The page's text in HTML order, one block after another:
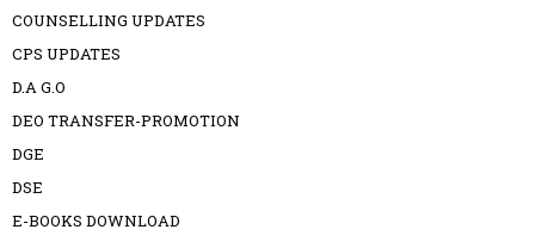
COUNSELLING UPDATES
CPS UPDATES
D.A G.O
DEO TRANSFER-PROMOTION
DGE
DSE
E-BOOKS DOWNLOAD